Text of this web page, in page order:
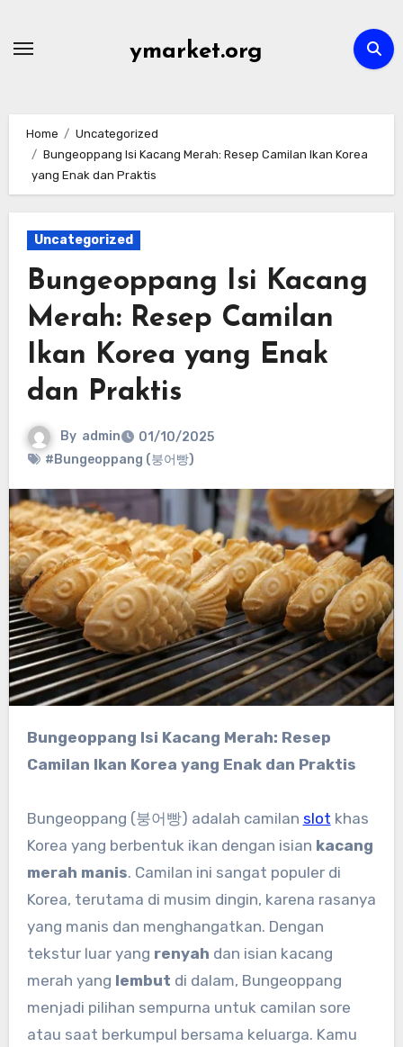
ymarket.org
Home
Uncategorized
Bungeoppang Isi Kacang Merah: Resep Camilan Ikan Korea
yang Enak dan Praktis
Uncategorized
Bungeoppang Isi Kacang
Merah: Resep Camilan
Ikan Korea yang Enak
dan Praktis
By admin
01/10/2025
#Bungeoppang (붕어빵)
Bungeoppang Isi Kacang Merah: Resep
Camilan Ikan Korea yang Enak dan Praktis
Bungeoppang (붕어빵) adalah camilan slot khas
Korea yang berbentuk ikan dengan isian kacang
merah manis. Camilan ini sangat populer di
Korea, terutama di musim dingin, karena rasanya
yang manis dan menghangatkan. Dengan
tekstur luar yang renyah dan isian kacang
merah yang lembut di dalam, Bungeoppang
menjadi pilihan sempurna untuk camilan sore
atau saat berkumpul bersama keluarga. Kamu